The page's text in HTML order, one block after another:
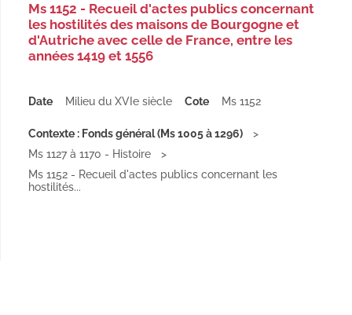
Ms 1152 - Recueil d'actes publics concernant
les hostilités des maisons de Bourgogne et
d'Autriche avec celle de France, entre les
années 1419 et 1556
Date Milieu du XVIe siècle Cote Ms 1152
Contexte : Fonds général (Ms 1005 à 1296)
Ms 1127 à 1170 - Histoire
Ms 1152 - Recueil d'actes publics concernant les
hostilités...